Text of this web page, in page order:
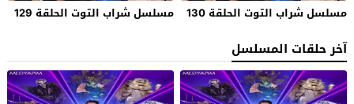
مسلسل شراب التوت الحلقة 130
مسلسل شراب التوت الحلقة 129
آخر حلقات المسلسل